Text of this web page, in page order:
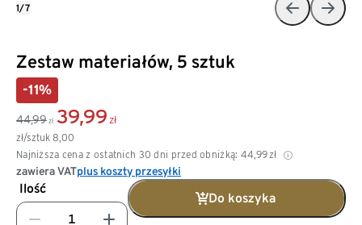
Zestaw materiałów, 5 sztuk
-11%
44,99 zł 39,99 zł
zł/sztuk 8,00
Najniższa cena z ostatnich 30 dni przed obniżką: 44,99 zł
zawiera VATplus koszty przesyłki
Ilość
Do koszyka
1/7